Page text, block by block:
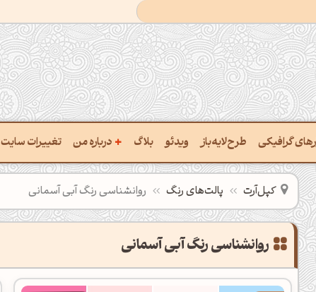
گرافیکی
پالت از تصویر
رنگ‌ها باهم
یافتن نام رنگ با کد Hex
استخراج کد رنگ از عکس
طرح‌لایه‌باز ویدئو بلاگ + درباره من
درباره‌من
سفارش پروژه
سوالات متداول‌‌
تغییرات سایت
کپل‌آرت پالت‌های رنگ روانشناسی رنگ آبی آسمانی